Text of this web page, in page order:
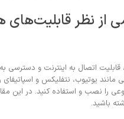
از نظر
اتصال به اینترنت و دسترسی
یوتیوب، نتفلیکس و
را نصب و استفاده کنید. در این
باشید.